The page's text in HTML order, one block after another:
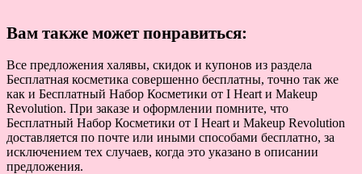
Вам также может понравиться:
Все предложения халявы, скидок и купонов из раздела
Бесплатная косметика совершенно бесплатны, точно так же
как и Бесплатный Набор Косметики от I Heart и Makeup
Revolution. При заказе и оформлении помните, что
Бесплатный Набор Косметики от I Heart и Makeup Revolution
доставляется по почте или иными способами бесплатно, за
исключением тех случаев, когда это указано в описании
предложения.